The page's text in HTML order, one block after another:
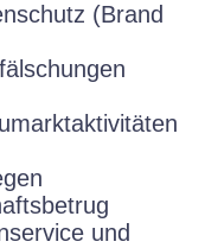
(Brand
und